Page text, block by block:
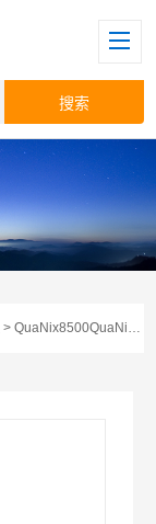
> QuaNix8500QuaNix8500膜厚计